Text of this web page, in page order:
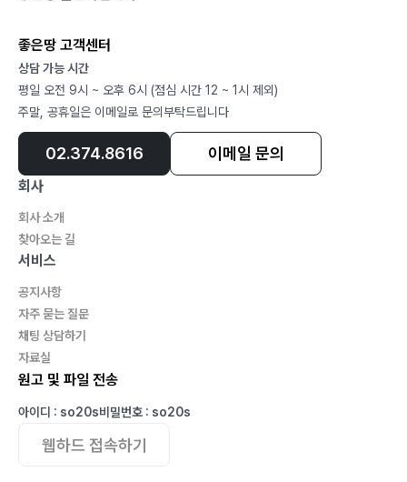
영토 ? 207(1) 에너지 보고 북극해 <1>?콜드러시 <2>
북극해 에너지협력(2) 에너지 동토 북한 <1> 불 꺼진 북
녘 땅 <2> 에너지 탈(脫) 중국? <3> 북한과의 에너지협
력Ⅶ. 동북아 에너지안보협력을 위한 제언 … 2231.
ECSC & CSCE 교훈과 동북아 에너지안보협력 ? 225(1)
ECSC와 동북아 에너지안보협력 <1> ECSC의 성공 과
정 <2> 동북아 에너지안보협력에 대한 함의(2) CSCE와
동북아 에너지안보협력 <1> CSCE의 성공 과정 <2> 동
북아 에너지안보협력에 대한? 함의(3) 중국과 미국의 역
할 <1> 중국:? 책임지는 리더십 <2> 미국:? 협력적인 역
외자 <3> 중·미 협력과 동북아 에너지안보협력2.? 동북
아 에너지안보협력체 설립 구상 ? 236(1) 1단계: 에너지
공동시장(Common Energy Market) <1> 참여자: 한국
·중국·일본 <2> 추진 과제: 에너지공동구매, 에너지공동
Energy Security) <1> 참여자:? CEM+러시아, 미국,
몽골 <2> 추진 과제: 동북아 슈퍼그리드 중심으로 ?(3)
좋은땅 고객센터
상담 가능 시간
평일 오전 9시 ~ 오후 6시 (점심 시간 12 ~ 1시 제외)
주말, 공휴일은 이메일로 문의부탁드립니다
02.374.8616 이메일 문의
회사
회사 소개
찾아오는 길
서비스
공지사항
자주 묻는 질문
채팅 상담하기
자료실
원고 및 파일 전송
아이디 : so20s비밀번호 : so20s
웹하드 접속하기